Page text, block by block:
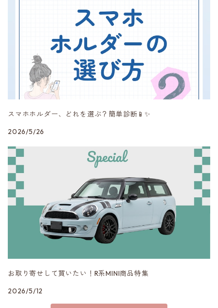
Peak Design
RAYS
Studie AG
3DDesign
スマホホルダー、どれを選ぶ？簡単診断📱✨
2026/5/26
お取り寄せして買いたい！R系MINI商品特集
2026/5/12